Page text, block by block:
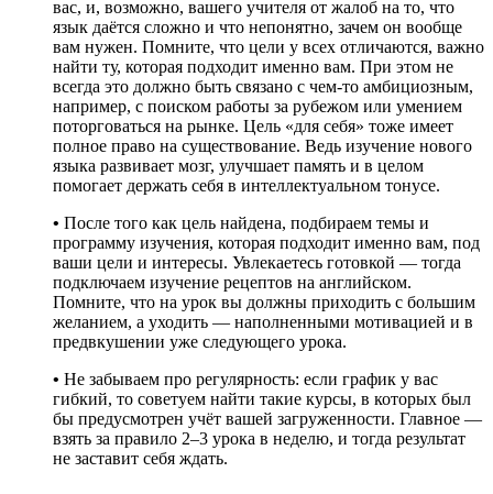
вас, и, возможно, вашего учителя от жалоб на то, что
язык даётся сложно и что непонятно, зачем он вообще
вам нужен. Помните, что цели у всех отличаются, важно
найти ту, которая подходит именно вам. При этом не
всегда это должно быть связано с чем-то амбициозным,
например, с поиском работы за рубежом или умением
поторговаться на рынке. Цель «для себя» тоже имеет
полное право на существование. Ведь изучение нового
языка развивает мозг, улучшает память и в целом
помогает держать себя в интеллектуальном тонусе.
• После того как цель найдена, подбираем темы и
программу изучения, которая подходит именно вам, под
ваши цели и интересы. Увлекаетесь готовкой — тогда
подключаем изучение рецептов на английском.
Помните, что на урок вы должны приходить с большим
желанием, а уходить — наполненными мотивацией и в
предвкушении уже следующего урока.
• Не забываем про регулярность: если график у вас
гибкий, то советуем найти такие курсы, в которых был
бы предусмотрен учёт вашей загруженности. Главное —
взять за правило 2–3 урока в неделю, и тогда результат
не заставит себя ждать.